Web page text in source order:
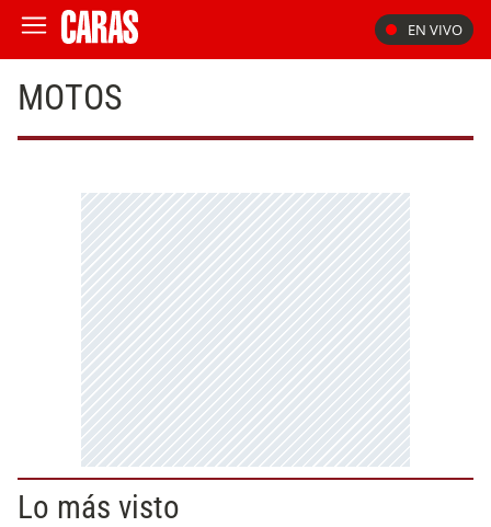
EN VIVO
MOTOS
Lo más visto